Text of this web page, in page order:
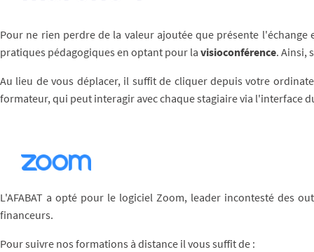
Pour ne rien perdre de la valeur ajoutée que présente
pratiques pédagogiques en optant pour la visioconférence. Ainsi,
Au lieu de vous déplacer, il suffit de cliquer depuis votre
formateur, qui peut interagir avec chaque stagiaire via l'interface
L'AFABAT a opté pour le logiciel Zoom, leader incontesté des
financeurs.
Pour suivre nos formations à distance il vous suffit de :